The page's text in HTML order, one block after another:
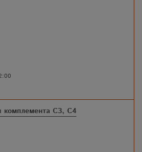
комплемента С3, С4